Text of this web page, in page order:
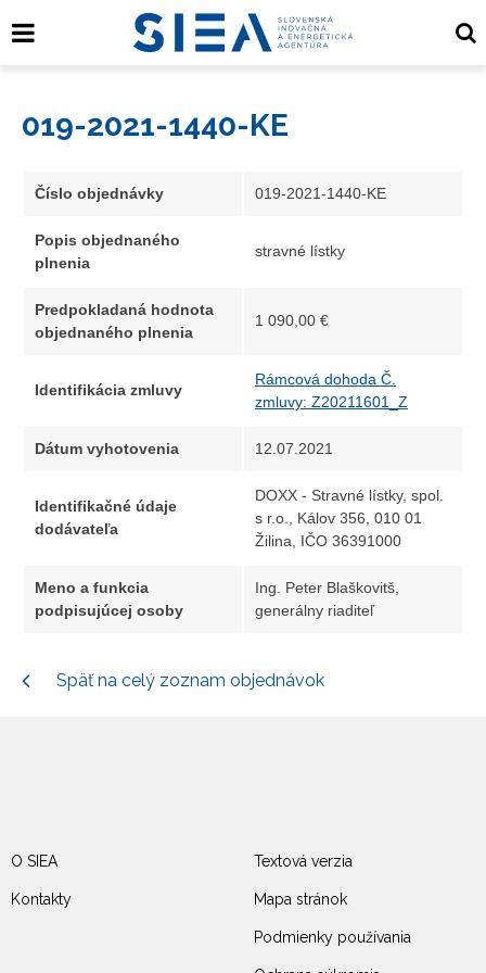
019-2021-1440-KE
Číslo objednávky 019-2021-1440-KE
Popis objednaného
plnenia
stravné lístky
Predpokladaná hodnota
objednaného plnenia
1 090,00 €
Identifikácia zmluvy
Rámcová dohoda Č.
zmluvy: Z20211601_Z
Dátum vyhotovenia 12.07.2021
Identifikačné údaje
dodávateľa
DOXX - Stravné lístky, spol.
s r.o., Kálov 356, 010 01
Žilina, IČO 36391000
Meno a funkcia
podpisujúcej osoby
Ing. Peter Blaškovitš,
generálny riaditeľ
Späť na celý zoznam objednávok
O SIEA
Kontakty
Textová verzia
Mapa stránok
Podmienky používania